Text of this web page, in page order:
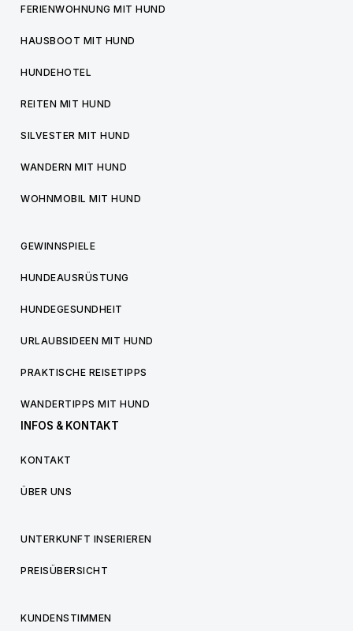
FERIENWOHNUNG MIT HUND
HAUSBOOT MIT HUND
HUNDEHOTEL
REITEN MIT HUND
SILVESTER MIT HUND
WANDERN MIT HUND
WOHNMOBIL MIT HUND
GEWINNSPIELE
HUNDEAUSRÜSTUNG
HUNDEGESUNDHEIT
URLAUBSIDEEN MIT HUND
PRAKTISCHE REISETIPPS
WANDERTIPPS MIT HUND
INFOS & KONTAKT
KONTAKT
ÜBER UNS
UNTERKUNFT INSERIEREN
PREISÜBERSICHT
KUNDENSTIMMEN